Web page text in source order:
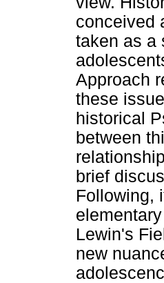
conceived
taken as a
Approach
these
historical
between
brief
Following,
Lewin's
new